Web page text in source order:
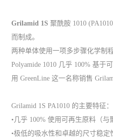
Grilamid 1S 聚酰胺 1010
而制成。
两种单体使用一项多步骤化学制
Polyamide 1010 几乎 100% 基于
用 GreenLine 这一名称销售
Grilamid 1S PA1010 的主要特征：
•几乎 100% 使用可再生原料（与
•极低的吸水性和卓越的尺寸稳定